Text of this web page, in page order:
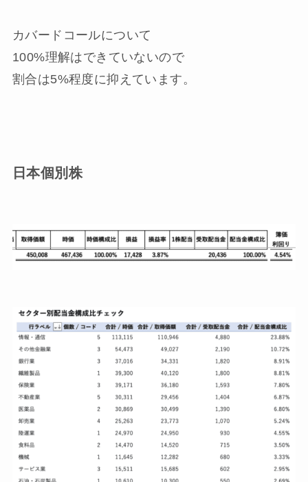
カバードコールについて
100%理解はできていないので
割合は5%程度に抑えています。
日本個別株